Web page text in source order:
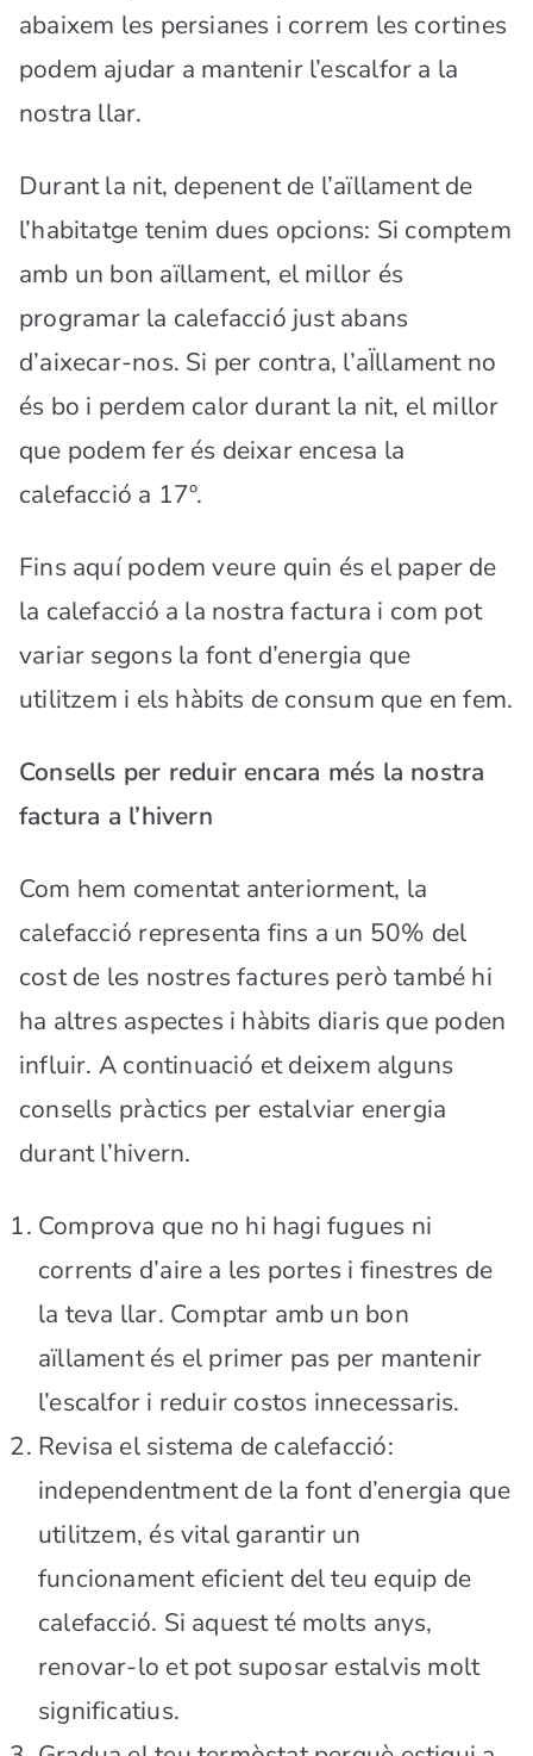
abaixem les persianes i correm les cortines
podem ajudar a mantenir l’escalfor a la
nostra llar.
Durant la nit, depenent de l’aïllament de
l’habitatge tenim dues opcions: Si comptem
amb un bon aïllament, el millor és
programar la calefacció just abans
d’aixecar-nos. Si per contra, l’aÏllament no
és bo i perdem calor durant la nit, el millor
que podem fer és deixar encesa la
calefacció a 17º.
Fins aquí podem veure quin és el paper de
la calefacció a la nostra factura i com pot
variar segons la font d’energia que
utilitzem i els hàbits de consum que en fem.
Consells per reduir encara més la nostra
factura a l’hivern
Com hem comentat anteriorment, la
calefacció representa fins a un 50% del
cost de les nostres factures però també hi
ha altres aspectes i hàbits diaris que poden
influir. A continuació et deixem alguns
consells pràctics per estalviar energia
durant l’hivern.
Comprova que no hi hagi fugues ni
corrents d’aire a les portes i finestres de
la teva llar. Comptar amb un bon
aïllament és el primer pas per mantenir
l’escalfor i reduir costos innecessaris.
Revisa el sistema de calefacció:
independentment de la font d’energia que
utilitzem, és vital garantir un
funcionament eficient del teu equip de
calefacció. Si aquest té molts anys,
renovar-lo et pot suposar estalvis molt
significatius.